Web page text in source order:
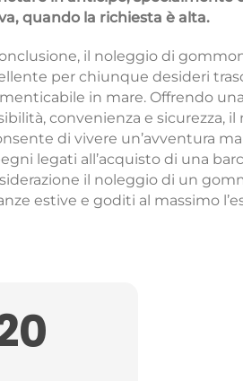
quando la richiesta è alta.
il noleggio di
per chiunque desideri
in mare. Offrendo
convenienza e sicurezza,
di vivere un’avventura
legati all’acquisto di una
il noleggio di un
estive e goditi al massimo